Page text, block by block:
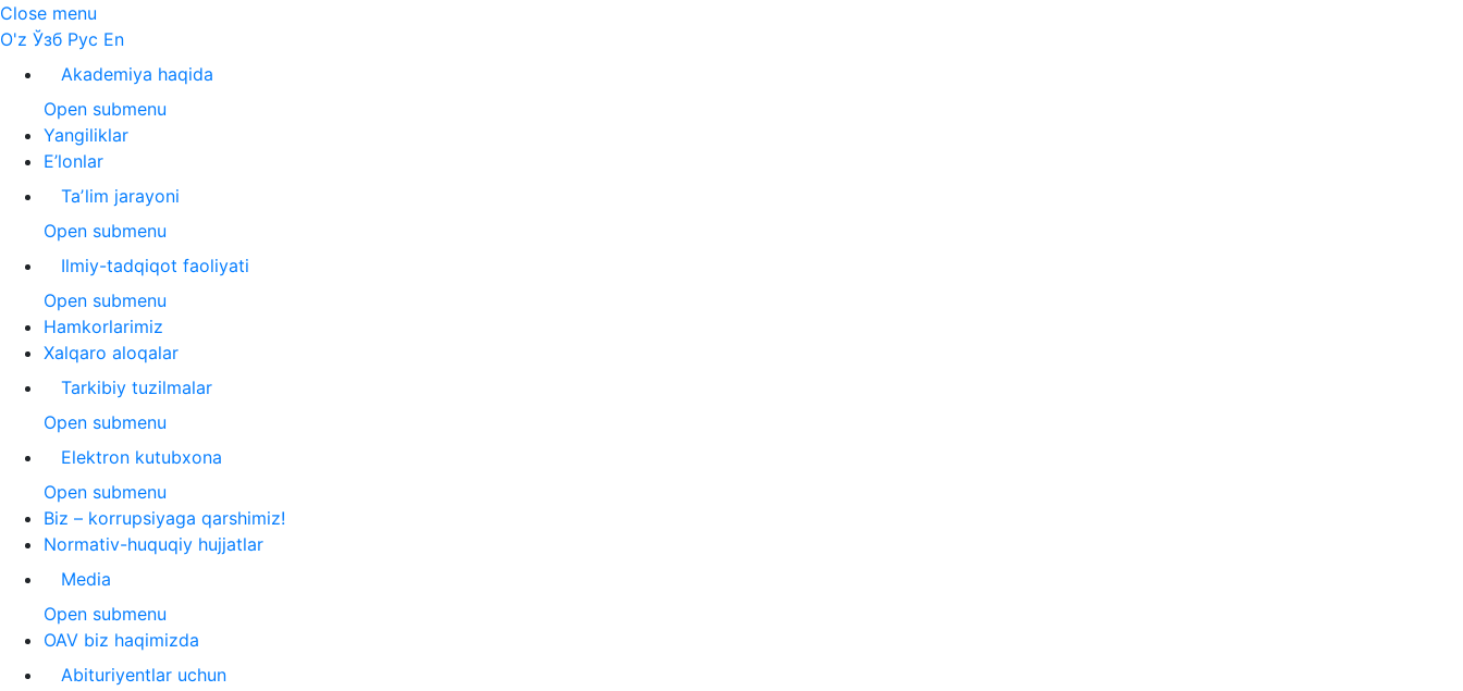
Close menu
O'z Ўзб Рус En
Akademiya haqida
Open submenu
Yangiliklar
E’lonlar
Taʼlim jarayoni
Open submenu
Ilmiy-tadqiqot faoliyati
Open submenu
Hamkorlarimiz
Xalqaro aloqalar
Tarkibiy tuzilmalar
Open submenu
Elektron kutubxona
Open submenu
Biz – korrupsiyaga qarshimiz!
Normativ-huquqiy hujjatlar
Media
Open submenu
OAV biz haqimizda
Abituriyentlar uchun